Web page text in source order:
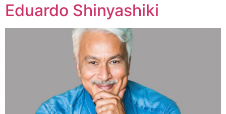
Eduardo Shinyashiki